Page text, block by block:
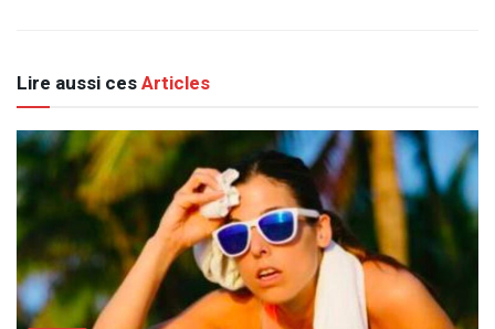
Lire aussi cesArticles